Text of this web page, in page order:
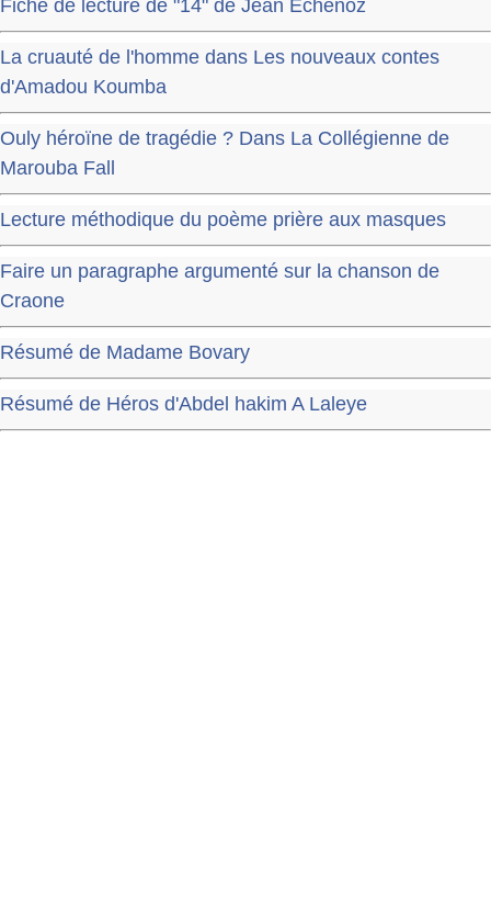
Fiche de lecture de "14" de Jean Echenoz
La cruauté de l'homme dans Les nouveaux contes
d'Amadou Koumba
Ouly héroïne de tragédie ? Dans La Collégienne de
Marouba Fall
Lecture méthodique du poème prière aux masques
Faire un paragraphe argumenté sur la chanson de
Craone
Résumé de Madame Bovary
Résumé de Héros d'Abdel hakim A Laleye